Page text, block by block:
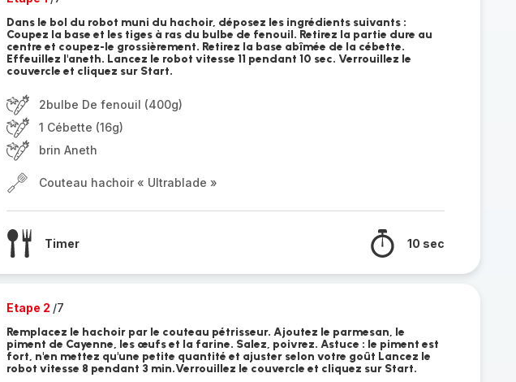
Dans le bol du robot muni du hachoir, déposez les ingrédients suivants :
Coupez la base et les tiges à ras du bulbe de fenouil. Retirez la partie dure au
centre et coupez-le grossièrement. Retirez la base abîmée de la cébette.
Effeuillez l'aneth. Lancez le robot vitesse 11 pendant 10 sec. Verrouillez le
couvercle et cliquez sur Start.
2bulbe De fenouil (400g)
1 Cébette (16g)
brin Aneth
Couteau hachoir « Ultrablade »
Timer 10 sec
Etape 2 /7
Remplacez le hachoir par le couteau pétrisseur. Ajoutez le parmesan, le
piment de Cayenne, les œufs et la farine. Salez, poivrez. Astuce : le piment est
fort, n'en mettez qu'une petite quantité et ajuster selon votre goût Lancez le
robot vitesse 8 pendant 3 min.Verrouillez le couvercle et cliquez sur Start.